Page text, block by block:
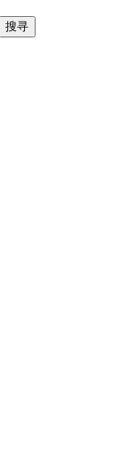
搜寻